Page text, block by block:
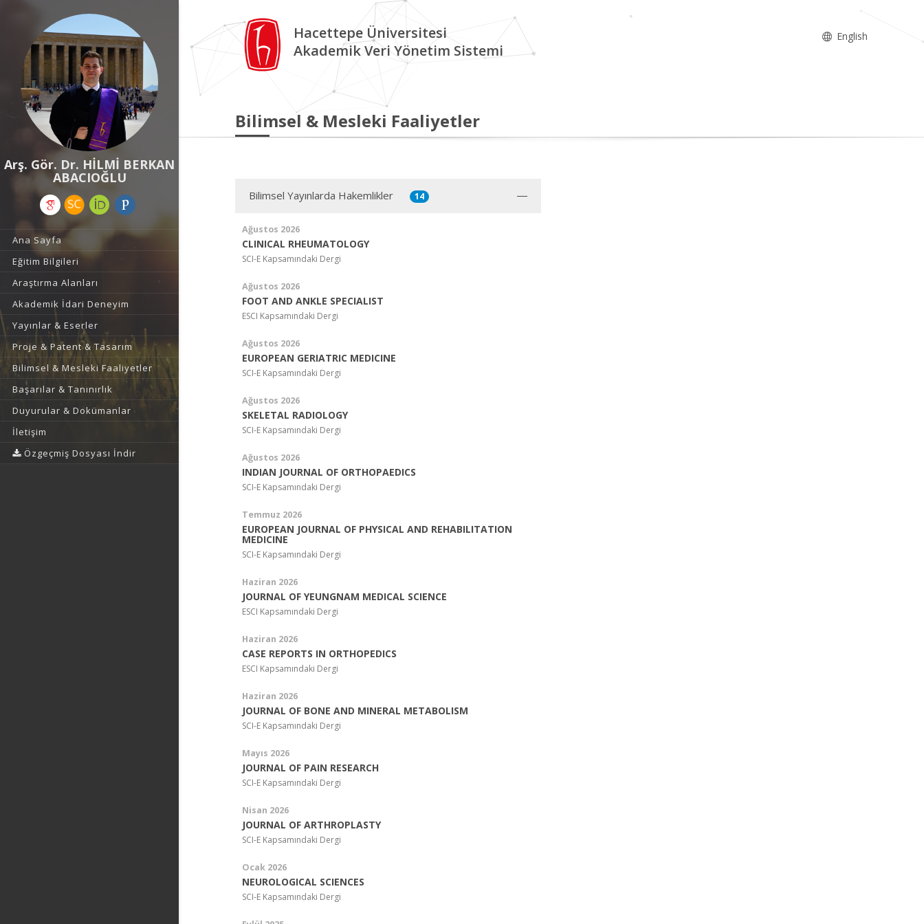
Arş. Gör. Dr. HİLMİ BERKAN
ABACIOĞLU
Ana Sayfa
Eğitim Bilgileri
Araştırma Alanları
Akademik İdari Deneyim
Yayınlar & Eserler
Proje & Patent & Tasarım
Bilimsel & Mesleki Faaliyetler
Başarılar & Tanınırlık
Duyurular & Dokümanlar
İletişim
Özgeçmiş Dosyası İndir
Hacettepe Üniversitesi
Akademik Veri Yönetim Sistemi
English
Bilimsel & Mesleki Faaliyetler
Bilimsel Yayınlarda Hakemlikler 14
Ağustos 2026
CLINICAL RHEUMATOLOGY
SCI-E Kapsamındaki Dergi
Ağustos 2026
FOOT AND ANKLE SPECIALIST
ESCI Kapsamındaki Dergi
Ağustos 2026
EUROPEAN GERIATRIC MEDICINE
SCI-E Kapsamındaki Dergi
Ağustos 2026
SKELETAL RADIOLOGY
SCI-E Kapsamındaki Dergi
Ağustos 2026
INDIAN JOURNAL OF ORTHOPAEDICS
SCI-E Kapsamındaki Dergi
Temmuz 2026
EUROPEAN JOURNAL OF PHYSICAL AND REHABILITATION
MEDICINE
SCI-E Kapsamındaki Dergi
Haziran 2026
JOURNAL OF YEUNGNAM MEDICAL SCIENCE
ESCI Kapsamındaki Dergi
Haziran 2026
CASE REPORTS IN ORTHOPEDICS
ESCI Kapsamındaki Dergi
Haziran 2026
JOURNAL OF BONE AND MINERAL METABOLISM
SCI-E Kapsamındaki Dergi
Mayıs 2026
JOURNAL OF PAIN RESEARCH
SCI-E Kapsamındaki Dergi
Nisan 2026
JOURNAL OF ARTHROPLASTY
SCI-E Kapsamındaki Dergi
Ocak 2026
NEUROLOGICAL SCIENCES
SCI-E Kapsamındaki Dergi